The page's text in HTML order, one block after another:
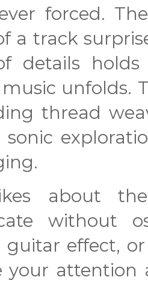
forced.
a track
details
unfolds.
thread
about
without
guitar effect,
your attention